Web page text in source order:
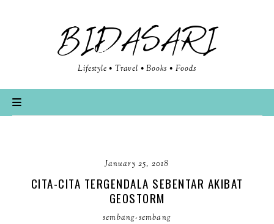
BIDASARI
Lifestyle • Travel • Books • Foods
January 25, 2018
CITA-CITA TERGENDALA SEBENTAR AKIBAT
GEOSTORM
sembang-sembang